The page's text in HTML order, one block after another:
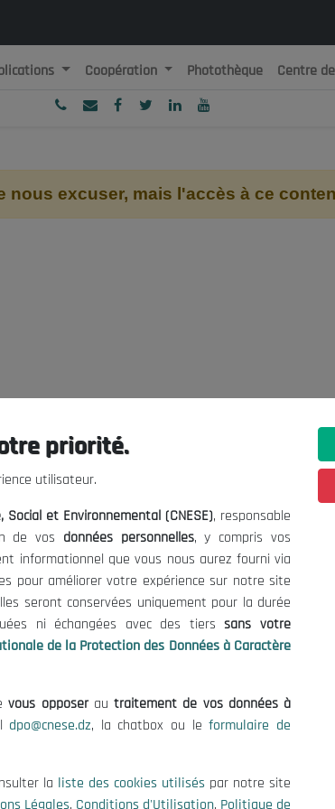
Démocratique et Populaire
Coopération Photothèque Centre
excuser, mais l'accès à ce
Données
contact@cnese.dz
Suggestions ou Initiatives ?
Newsletter
Inscrivez-vous, soyez le premier à
nos dernières nouvelles.
Suivez-Nous!
National Économique, Social et Environnemental
priorité.
utilisateur.
Social et Environnemental (CNESE), responsable
de vos données personnelles, y compris vos
informationnel que vous nous aurez fourni via
pour améliorer votre expérience sur notre site
seront conservées uniquement pour la durée
ni échangées avec des tierssans votre
de la Protection des Données à Caractère
vous opposerautraitement de vos données à
dpo@cnese.dz, la chatbox ou leformulaire de
la liste des cookies utilisés par notre site
Légales, Conditions d'Utilisation, Politique de